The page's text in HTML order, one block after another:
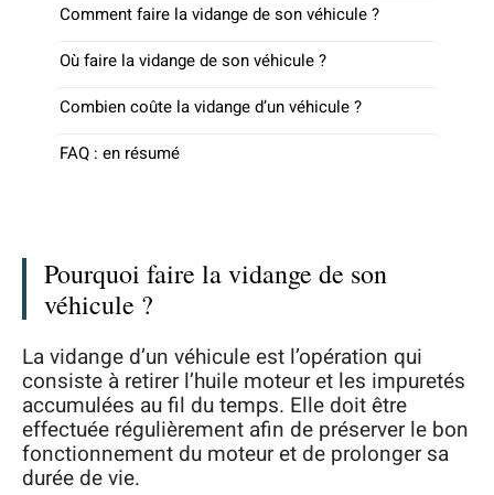
Comment faire la vidange de son véhicule ?
Où faire la vidange de son véhicule ?
Combien coûte la vidange d’un véhicule ?
FAQ : en résumé
Pourquoi faire la vidange de son
véhicule ?
La vidange d’un véhicule est l’opération qui
consiste à retirer l’huile moteur et les impuretés
accumulées au fil du temps. Elle doit être
effectuée régulièrement afin de préserver le bon
fonctionnement du moteur et de prolonger sa
durée de vie.